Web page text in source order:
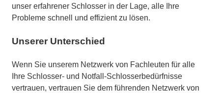
unser erfahrener Schlosser in der Lage, alle Ihre
Probleme schnell und effizient zu lösen.
Unserer Unterschied
Wenn Sie unserem Netzwerk von Fachleuten für alle
Ihre Schlosser- und Notfall-Schlosserbedürfnisse
vertrauen, vertrauen Sie dem führenden Netzwerk von